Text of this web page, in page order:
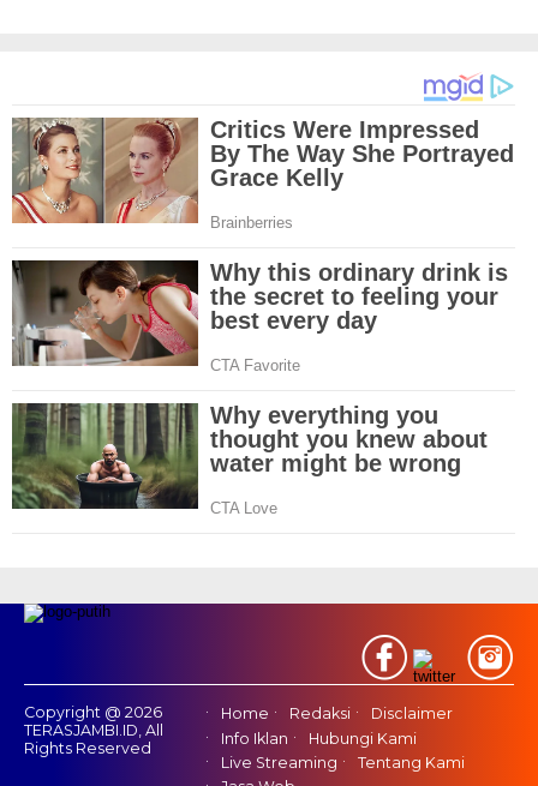
Copyright @ 2026
TERASJAMBI.ID, All
Rights Reserved
Home Redaksi
Disclaimer
Info Iklan
Hubungi Kami
Live Streaming
Tentang Kami